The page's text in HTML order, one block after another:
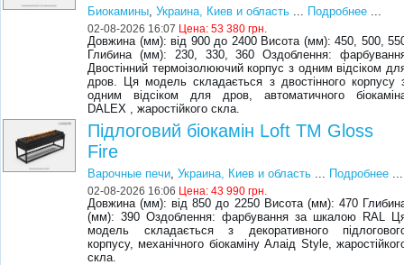
Биокамины,Украина, Киев и область ... Подробнее ...
02-08-2026 16:07 Цена:53 380 грн.
Довжина (мм): від 900 до 2400 Висота (мм): 450, 500,
Глибина (мм): 230, 330, 360 Оздоблення:
Двостінний термоізолюючий корпус з одним відсіком
дров. Ця модель складається з двостінного корпусу
одним відсіком для дров, автоматичного
DALEX , жаростійкого скла.
Підлоговий біокамін Loft ТМ Gloss
Fire
Варочные печи,Украина, Киев и область ... Подробнее ...
02-08-2026 16:06 Цена:43 990 грн.
Довжина (мм): від 850 до 2250 Висота (мм): 470
(мм): 390 Оздоблення: фарбування за шкалою RAL
модель складається з декоративного
корпусу, механічного біокаміну Алаід Style,
скла.